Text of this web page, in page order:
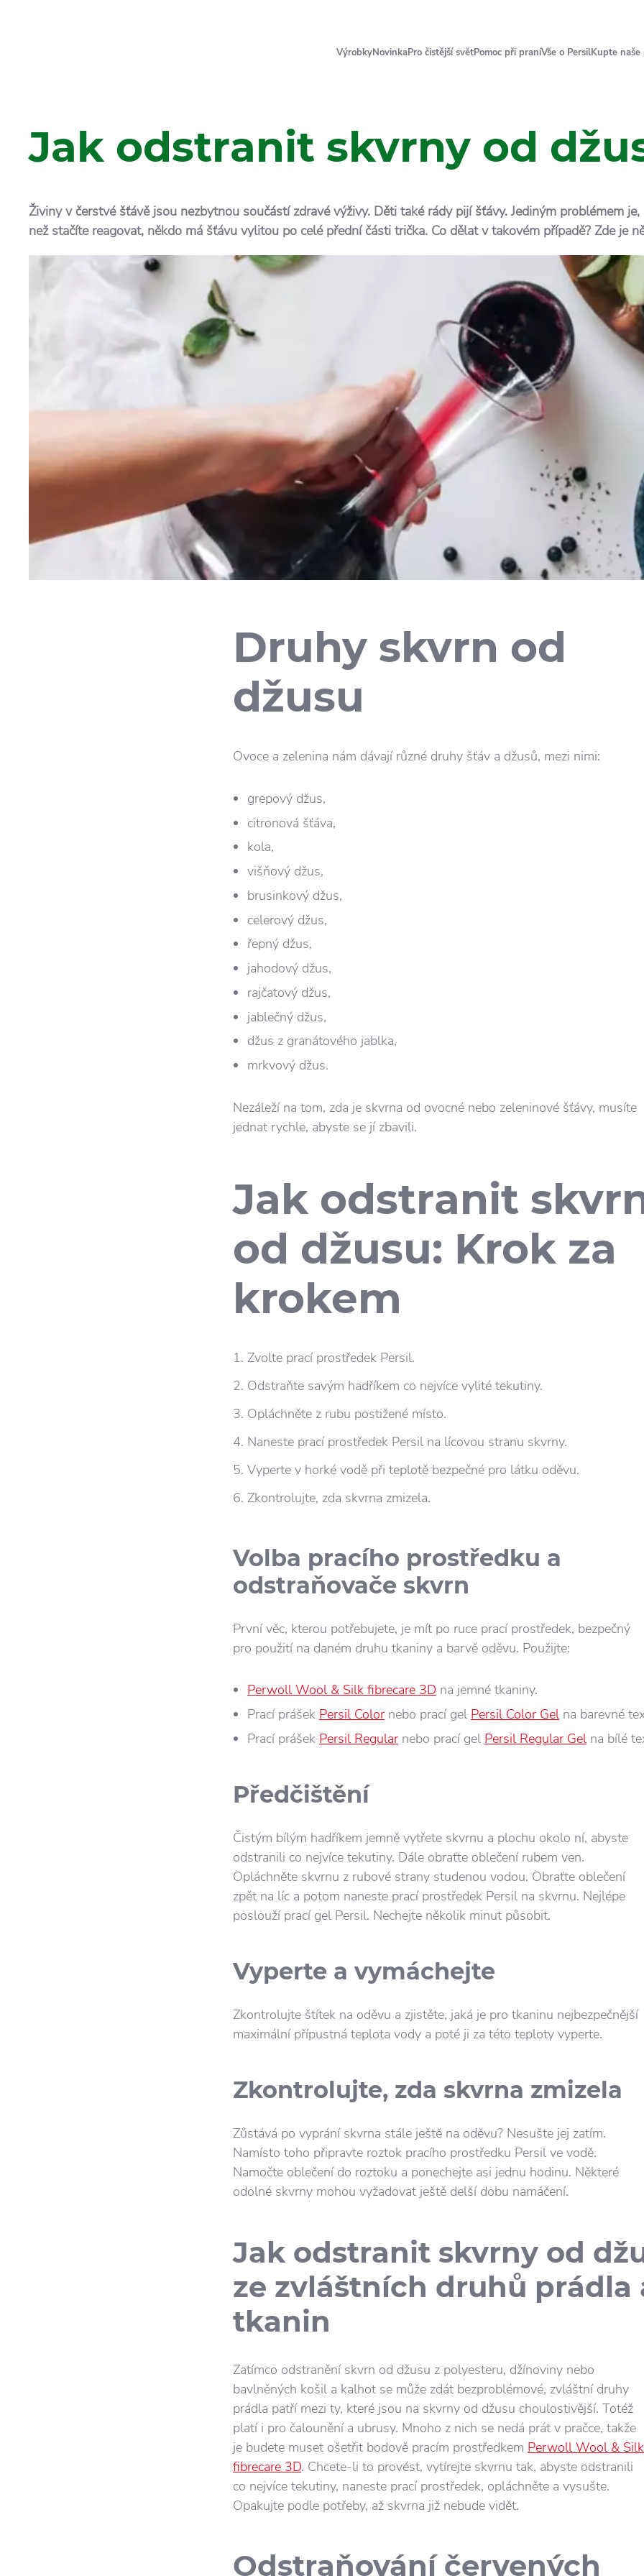
VýrobkyNovinkaPro čistější světPomoc při praníVše o PersilKupte
Jak odstranit skvrny od
Živiny v čerstvé šťávě jsou nezbytnou součástí zdravé výživy. Děti také rády pijí šťávy. Jediným problémem
než stačíte reagovat, někdo má šťávu vylitou po celé přední části trička. Co dělat v takovém případě? Zde je
Druhy skvrn od
džusu
Ovoce a zelenina nám dávají různé druhy šťáv a džusů, mezi nimi:
grepový džus,
citronová šťáva,
kola,
višňový džus,
brusinkový džus,
celerový džus,
řepný džus,
jahodový džus,
rajčatový džus,
jablečný džus,
džus z granátového jablka,
mrkvový džus.
Nezáleží na tom, zda je skvrna od ovocné nebo zeleninové šťávy, musíte
jednat rychle, abyste se jí zbavili.
Jak odstranit
od džusu: Krok za
krokem
Zvolte prací prostředek Persil.
Odstraňte savým hadříkem co nejvíce vylité tekutiny.
Opláchněte z rubu postižené místo.
Naneste prací prostředek Persil na lícovou stranu skvrny.
Vyperte v horké vodě při teplotě bezpečné pro látku oděvu.
Zkontrolujte, zda skvrna zmizela.
Volba pracího prostředku a
odstraňovače skvrn
První věc, kterou potřebujete, je mít po ruce prací prostředek, bezpečný
pro použití na daném druhu tkaniny a barvě oděvu. Použijte:
Perwoll Wool & Silk fibrecare 3D na jemné tkaniny.
Prací prášek Persil Colornebo prací gel Persil Color Gelna barevné
Prací prášek Persil Regularnebo prací gel Persil Regular Gelna bílé
Předčištění
Čistým bílým hadříkem jemně vytřete skvrnu a plochu okolo ní, abyste
odstranili co nejvíce tekutiny. Dále obraťte oblečení rubem ven.
Opláchněte skvrnu z rubové strany studenou vodou. Obraťte oblečení
zpět na líc a potom naneste prací prostředek Persil na skvrnu. Nejlépe
poslouží prací gel Persil. Nechejte několik minut působit.
Vyperte a vymáchejte
Zkontrolujte štítek na oděvu a zjistěte, jaká je pro tkaninu nejbezpečnější
maximální přípustná teplota vody a poté ji za této teploty vyperte.
Zkontrolujte, zda skvrna zmizela
Zůstává po vyprání skvrna stále ještě na oděvu? Nesušte jej zatím.
Namísto toho připravte roztok pracího prostředku Persil ve vodě.
Namočte oblečení do roztoku a ponechejte asi jednu hodinu. Některé
odolné skvrny mohou vyžadovat ještě delší dobu namáčení.
Jak odstranit skvrny od
ze zvláštních druhů prádla
tkanin
Zatímco odstranění skvrn od džusu z polyesteru, džínoviny nebo
bavlněných košil a kalhot se může zdát bezproblémové, zvláštní druhy
prádla patří mezi ty, které jsou na skvrny od džusu choulostivější. Totéž
platí i pro čalounění a ubrusy. Mnoho z nich se nedá prát v pračce, takže
je budete muset ošetřit bodově pracím prostředkem Perwoll Wool & Silk
fibrecare 3D. Chcete-li to provést, vytírejte skvrnu tak, abyste odstranili
co nejvíce tekutiny, naneste prací prostředek, opláchněte a vysušte.
Opakujte podle potřeby, až skvrna již nebude vidět.
Odstraňování červených